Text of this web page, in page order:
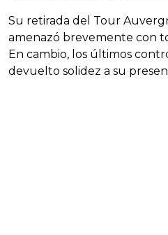
Su retirada del Tour
amenazó brevemente con
En cambio, los últimos
devuelto solidez a su